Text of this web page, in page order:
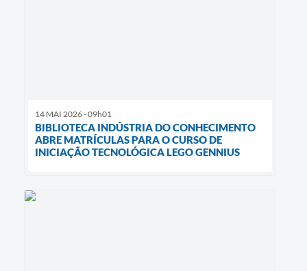
14 MAI 2026 - 09h01
BIBLIOTECA INDÚSTRIA DO CONHECIMENTO
ABRE MATRÍCULAS PARA O CURSO DE
INICIAÇÃO TECNOLÓGICA LEGO GENNIUS